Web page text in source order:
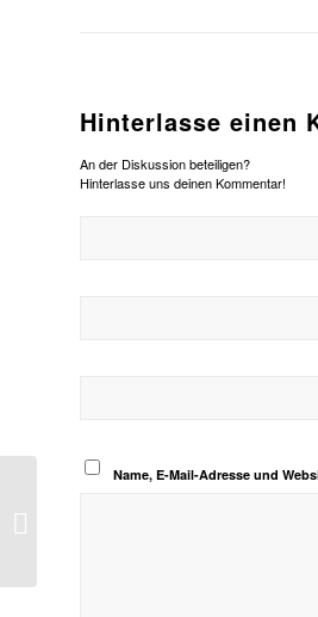
Hinterlasse einen
An der Diskussion beteiligen?
Hinterlasse uns deinen Kommentar!
Name, E-Mail-Adresse und